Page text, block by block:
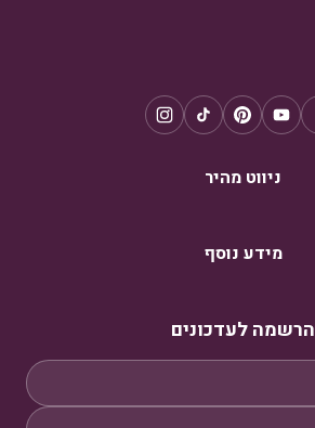
ניווט מהיר
מידע נוסף
הרשמה לעדכונים